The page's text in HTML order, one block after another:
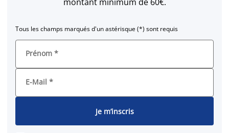
Tous les champs marqués d'un astérisque (*) sont requis
Prénom *
E-Mail *
Je m’inscris